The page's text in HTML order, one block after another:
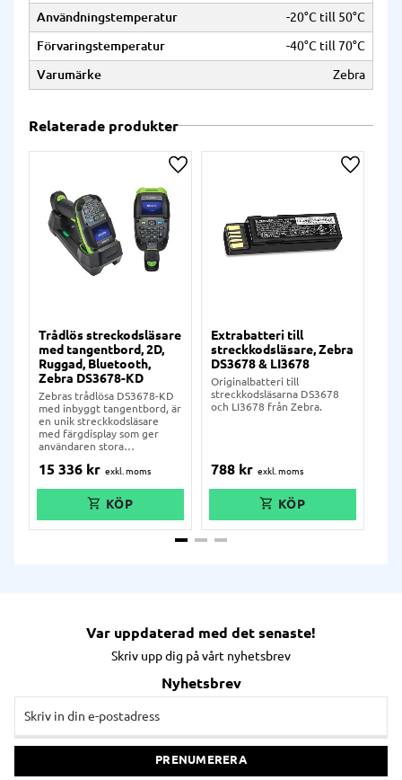
Användningstemperatur
-20°C till 50°C
Förvaringstemperatur
-40°C till 70°C
Varumärke
Zebra
Relaterade produkter
Trådlös streckodsläsare
med tangentbord, 2D,
Ruggad, Bluetooth,
Zebra DS3678-KD
Zebras trådlösa DS3678-KD
med inbyggt tangentbord, är
en unik streckkodsläsare
med färgdisplay som ger
användaren stora
streckkoder vid t.ex.
funktioner för att lägga till
kvantitet, lagerplats och
mycket annat, gör DS3678-
KD till en unik och intuitiv
15 336 kr
Lägg till i önskelista
Extrabatteri till
streckkodsläsare, Zebra
DS3678 & LI3678
Originalbatteri till
streckkodsläsarna DS3678
och LI3678 från Zebra.
788 kr
Lägg till
Var uppdaterad med det senaste!
Skriv upp dig på vårt nyhetsbrev
Nyhetsbrev
PRENUMERERA